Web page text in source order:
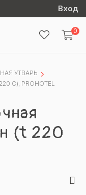
Вход
0
УТВАРЬ
C), PROHOTEL
(t 220